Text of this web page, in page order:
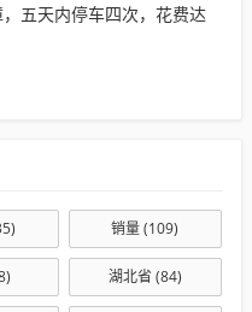
五天内停车四次，花费达
销量(109)
湖北省 (84)